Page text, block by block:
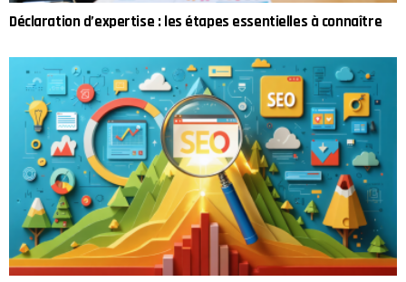
Déclaration d’expertise : les étapes essentielles à connaître